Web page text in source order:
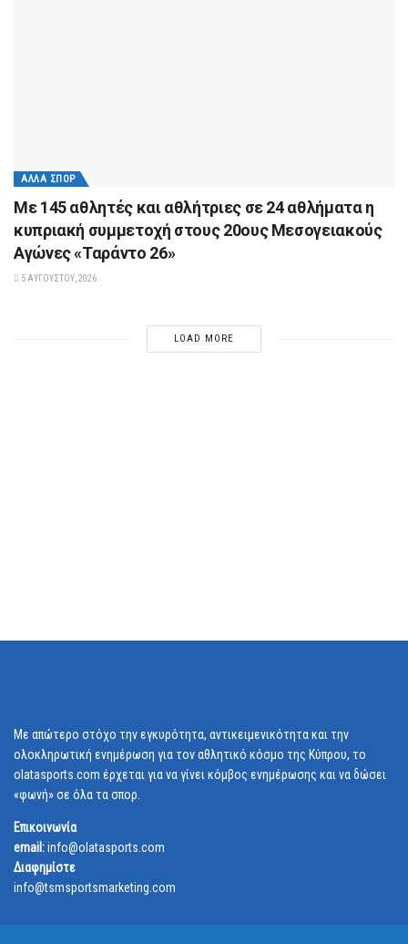
ΆΛΛΑ ΣΠΟΡ
Με 145 αθλητές και αθλήτριες σε 24 αθλήματα η
κυπριακή συμμετοχή στους 20ους Μεσογειακούς
Αγώνες «Ταράντο 26»
5 ΑΥΓΟΎΣΤΟΥ, 2026
LOAD MORE
Με απώτερο στόχο την εγκυρότητα, αντικειμενικότητα και την
ολοκληρωτική ενημέρωση για τον αθλητικό κόσμο της Κύπρου, το
olatasports.com έρχεται για να γίνει κόμβος ενημέρωσης και να δώσει
«φωνή» σε όλα τα σπορ.
Επικοινωνία
email:info@olatasports.com
Διαφημίστε
info@tsmsportsmarketing.com